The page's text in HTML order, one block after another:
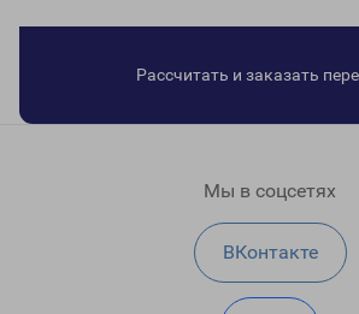
Рассчитать и заказать
Мы в соцсетях
ВКонтакте